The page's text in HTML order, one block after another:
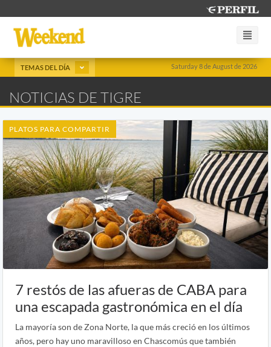
Saturday 8 de August de 2026
TEMAS DEL DÍA
NOTICIAS DE TIGRE
PLATOS PARA COMPARTIR
7 restós de las afueras de CABA para
una escapada gastronómica en el día
La mayoría son de Zona Norte, la que más creció en los últimos
años, pero hay uno maravilloso en Chascomús que también